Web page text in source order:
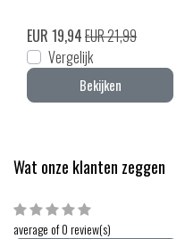
EUR 19,94EUR 21,99
Vergelijk
Bekijken
Wat onze klanten zeggen
average of 0 review(s)